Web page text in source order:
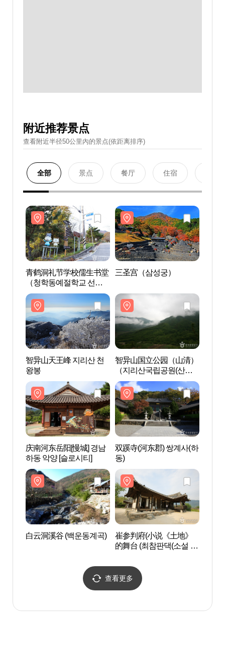
附近推荐景点
查看附近半径50公里內的景点(依距离排序)
全部 景点 餐厅 住宿
青鹤洞礼节学校儒生书堂
（청학동예절학교 선비
서당）
三圣宫（삼성궁）
智异山天王峰 지리산 천
왕봉
智异山国立公园（山清）
（지리산국립공원(산
청)）
庆南河东岳阳[慢城] 경남
하동 악양 [슬로시티]
双蹊寺(河东郡) 쌍계사(하
동)
白云洞溪谷 (백운동계곡)
崔参判府(小说《土地》
的舞台 (최참판댁(소설 토
查看更多